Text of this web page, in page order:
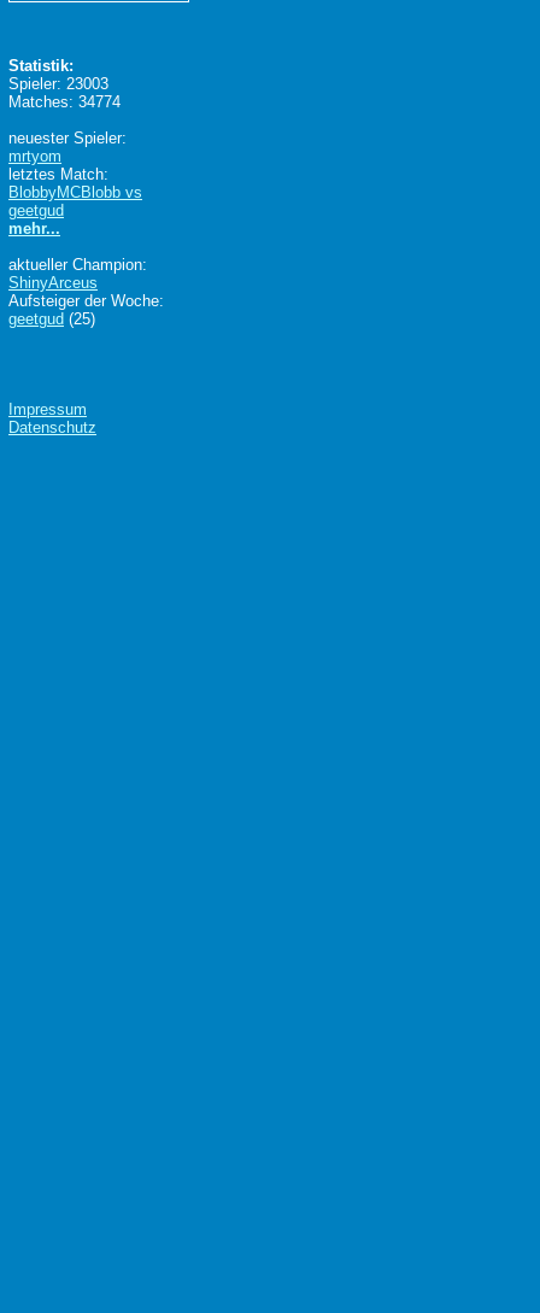
Statistik:
Spieler: 23003
Matches: 34774
neuester Spieler:
mrtyom
letztes Match:
BlobbyMCBlobb vs
geetgud
mehr...
aktueller Champion:
ShinyArceus
Aufsteiger der Woche:
geetgud (25)
Impressum
Datenschutz